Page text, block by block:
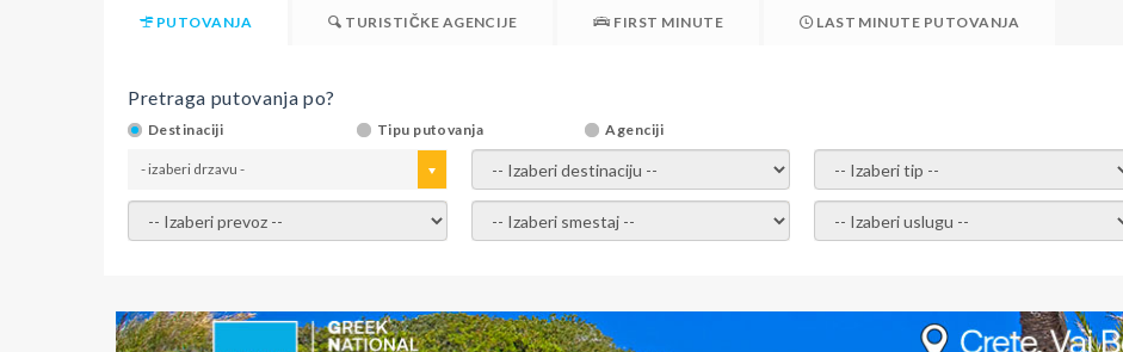
PUTOVANJA TURISTIČKE AGENCIJE FIRST MINUTE LAST MINUTE PUTOVANJA
Pretraga putovanja po?
Destinaciji Tipu putovanja Agenciji
- izaberi drzavu - - izaberi destinaciju - - izaberi tip -
- izaberi prevoz - - Izaberite smestaj - - Izaberite uslugu -